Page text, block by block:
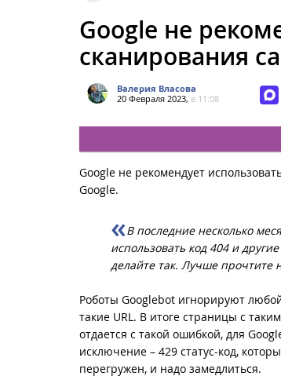
Google не
сканирования
Валерия Власова
20 Февраля 2023, в 11:08
Google не рекомендует
Google.
В последние несколько
использовать код 404 и
делайте так. Лучше прочтите
Роботы Googlebot игнорируют
такие URL. В итоге страницы с
отдается с такой ошибкой, для
исключение – 429 статус-код,
перегружен, и надо замедлиться.